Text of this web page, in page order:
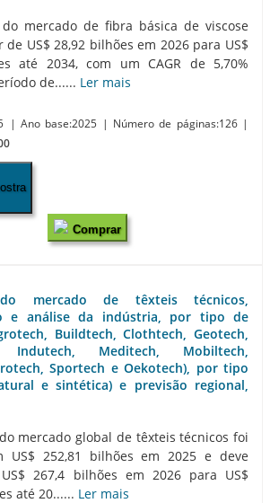
mercado de fibra básica de viscose
de US$ 28,92 bilhões em 2026 para US$
até 2034, com um CAGR de 5,70%
de...... Ler mais
| Ano base:2025 | Número de páginas:126 |
Comprar
mercado de têxteis técnicos,
e análise da indústria, por tipo de
Buildtech, Clothtech, Geotech,
Indutech, Meditech, Mobiltech,
Sportech e Oekotech), por tipo
e sintética) e previsão regional,
mercado global de têxteis técnicos foi
US$ 252,81 bilhões em 2025 e deve
267,4 bilhões em 2026 para US$
até 20...... Ler mais